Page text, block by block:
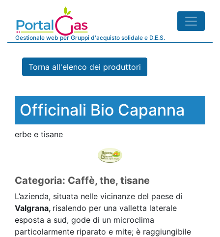
Gestionale web per Gruppi d'acquisto solidale e D.E.S.
Torna all'elenco dei produttori
Officinali Bio Capanna
erbe e tisane
Categoria: Caffè, the, tisane
L’azienda, situata nelle vicinanze del paese di
Valgrana, risalendo per una valletta laterale
esposta a sud, gode di un microclima
particolarmente riparato e mite; è raggiungibile